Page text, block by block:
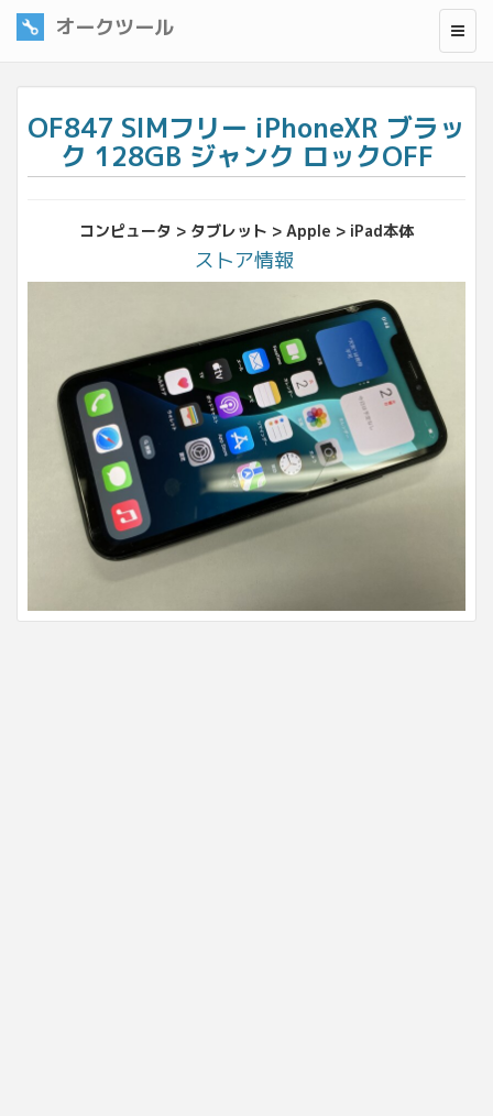
オークツール
OF847 SIMフリー iPhoneXR ブラッ
ク 128GB ジャンク ロックOFF
コンピュータ > タブレット > Apple > iPad本体
ストア情報